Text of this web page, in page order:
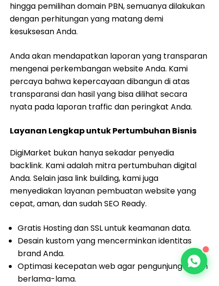
hingga pemilihan domain PBN, semuanya dilakukan
dengan perhitungan yang matang demi
kesuksesan Anda.
Anda akan mendapatkan laporan yang transparan
mengenai perkembangan website Anda. Kami
percaya bahwa kepercayaan dibangun di atas
transparansi dan hasil yang bisa dilihat secara
nyata pada laporan traffic dan peringkat Anda.
Layanan Lengkap untuk Pertumbuhan Bisnis
DigiMarket bukan hanya sekadar penyedia
backlink. Kami adalah mitra pertumbuhan digital
Anda. Selain jasa link building, kami juga
menyediakan layanan pembuatan website yang
cepat, aman, dan sudah SEO Ready.
Gratis Hosting dan SSL untuk keamanan data.
Desain kustom yang mencerminkan identitas
brand Anda.
Optimasi kecepatan web agar pengunjung betah
berlama-lama.